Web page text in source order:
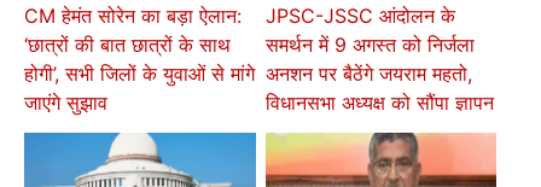
CM हेमंत सोरेन का बड़ा ऐलान:
‘छात्रों की बात छात्रों के साथ
होगी’, सभी जिलों के युवाओं से मांगे
जाएंगे सुझाव
JPSC-JSSC आंदोलन के
समर्थन में 9 अगस्त को निर्जला
अनशन पर बैठेंगे जयराम महतो,
विधानसभा अध्यक्ष को सौंपा ज्ञापन